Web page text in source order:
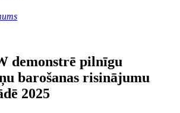
demonstrē pilnīgu
barošanas risinājumu
2025